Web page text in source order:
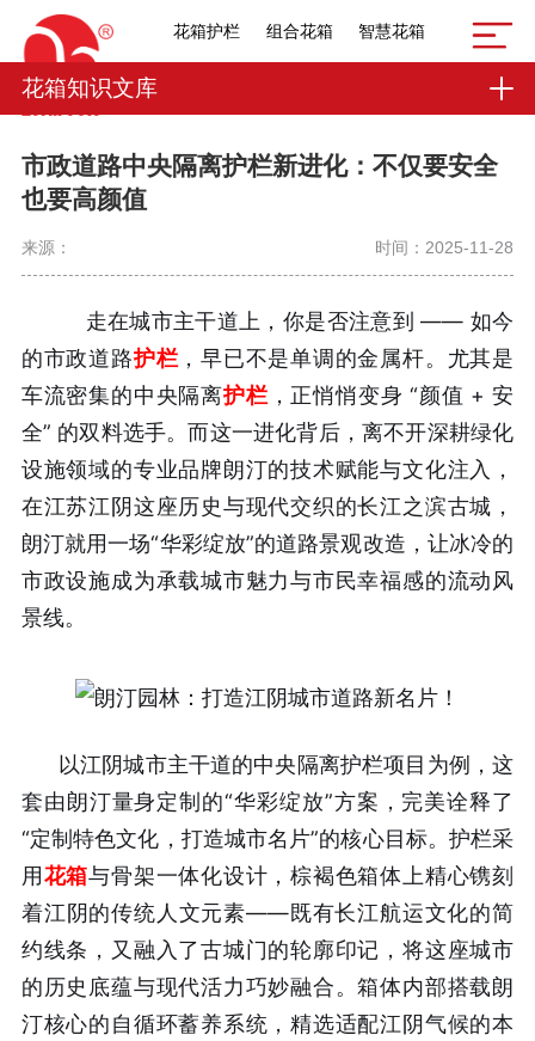
花箱护栏 组合花箱 智慧花箱
花箱知识文库
市政道路中央隔离护栏新进化：不仅要安全
也要高颜值
来源： 时间：2025-11-28
走在城市主干道上，你是否注意到 —— 如今
的市政道路护栏 ，早已不是单调的金属杆。尤其是
车流密集的中央隔离护栏 ，正悄悄变身 “颜值 + 安
全” 的双料选手。而这一进化背后，离不开深耕绿化
设施领域的专业品牌朗汀的技术赋能与文化注入，
在江苏江阴这座历史与现代交织的长江之滨古城，
朗汀就用一场“华彩绽放”的道路景观改造，让冰冷的
市政设施成为承载城市魅力与市民幸福感的流动风
景线。
以江阴城市主干道的中央隔离护栏项目为例，这
套由朗汀量身定制的“华彩绽放”方案，完美诠释了
“定制特色文化，打造城市名片”的核心目标。护栏采
用花箱与骨架一体化设计，棕褐色箱体上精心镌刻
着江阴的传统人文元素——既有长江航运文化的简
约线条，又融入了古城门的轮廓印记，将这座城市
的历史底蕴与现代活力巧妙融合。箱体内部搭载朗
汀核心的自循环蓄养系统，精选适配江阴气候的本